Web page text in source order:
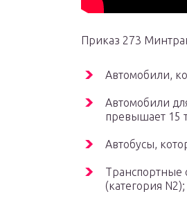
Приказ 273
Автомобили,
Автомобили
превышает 15
Автобусы,
Транспортные
(категория N2);